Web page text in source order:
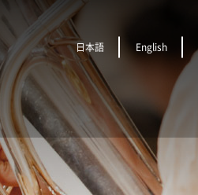
日本語 English